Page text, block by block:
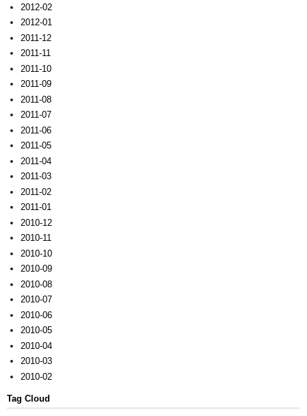
2012-02
2012-01
2011-12
2011-11
2011-10
2011-09
2011-08
2011-07
2011-06
2011-05
2011-04
2011-03
2011-02
2011-01
2010-12
2010-11
2010-10
2010-09
2010-08
2010-07
2010-06
2010-05
2010-04
2010-03
2010-02
Tag Cloud